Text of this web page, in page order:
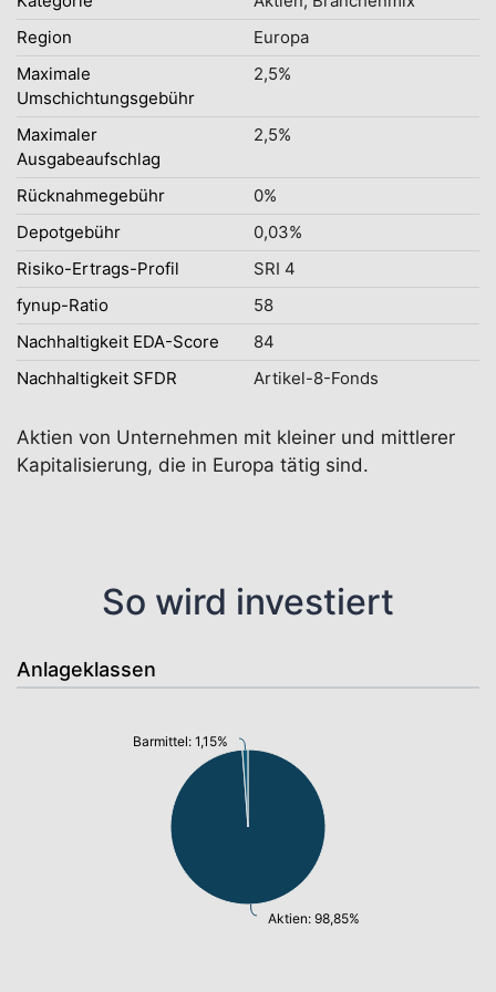
Region
Europa
Maximale
Umschichtungsgebühr
2,5%
Maximaler
Ausgabeaufschlag
2,5%
Rücknahmegebühr
0%
Depotgebühr
0,03%
Risiko-Ertrags-Profil
SRI 4
fynup-Ratio
58
Nachhaltigkeit EDA-Score
84
Nachhaltigkeit SFDR
Artikel-8-Fonds
Aktien von Unternehmen mit kleiner und mittlerer
Kapitalisierung, die in Europa tätig sind.
So wird investiert
Anlageklassen
Aktien: 98,85%
Barmittel: 1,15%